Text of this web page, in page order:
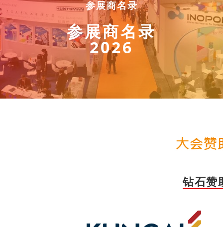
参展商名录
参展商名录
2026
钻石赞